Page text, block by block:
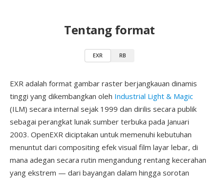
Tentang format
EXR RB
EXR adalah format gambar raster berjangkauan dinamis
tinggi yang dikembangkan oleh Industrial Light & Magic
(ILM) secara internal sejak 1999 dan dirilis secara publik
sebagai perangkat lunak sumber terbuka pada Januari
2003. OpenEXR diciptakan untuk memenuhi kebutuhan
menuntut dari compositing efek visual film layar lebar, di
mana adegan secara rutin mengandung rentang kecerahan
yang ekstrem — dari bayangan dalam hingga sorotan